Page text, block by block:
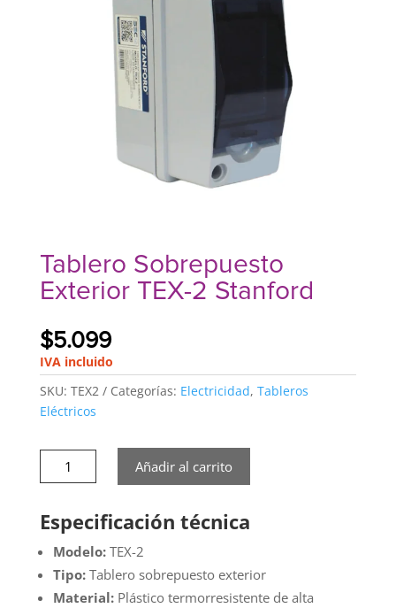
Tablero Sobrepuesto
Exterior TEX-2 Stanford
$5.099
IVA incluido
SKU: TEX2 Categorías: Electricidad, Tableros
Eléctricos
Tablero
Sobrepuesto
TEX-
Stanford
cantidad
Añadir al carrito
Especificación técnica
Modelo:TEX-2
Tipo:Tablero sobrepuesto exterior
Material:Plástico termorresistente de alta